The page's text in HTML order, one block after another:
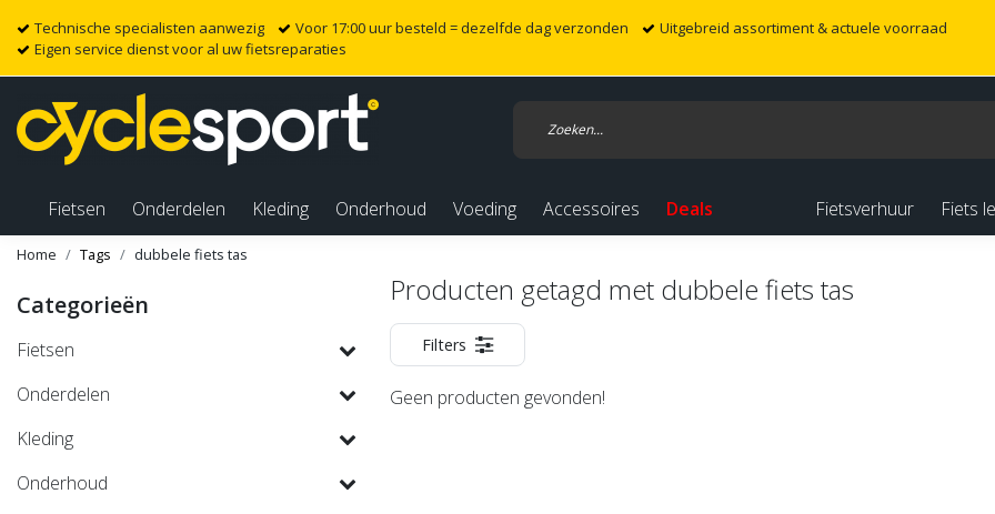
Technische specialisten aanwezig Voor 17:00 uur besteld = dezelfde dag verzonden
Uitgebreid assortiment & actuele voorraad
Eigen service dienst voor al uw fietsreparaties
Fietsen Onderdelen Kleding Onderhoud Voeding Accessoires Deals Fietsverhuur Fiets
Home Tags dubbele fiets tas
Categorieën
Fietsen
Onderdelen
Kleding
Onderhoud
Producten getagd met dubbele fiets tas
Filters
Geen producten gevonden!